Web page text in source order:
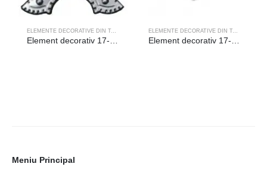
ELEMENTE DECORATIVE DIN TABLA
Element decorativ 17-021
ELEMENTE DECORATIVE DIN TABLA
Element decorativ 17-005
Meniu Principal